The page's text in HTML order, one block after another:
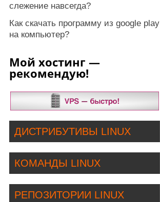
слежение навсегда?
Как скачать программу из google play
на компьютер?
Мой хостинг —
рекомендую!
ДИСТРИБУТИВЫ LINUX
КОМАНДЫ LINUX
РЕПОЗИТОРИИ LINUX